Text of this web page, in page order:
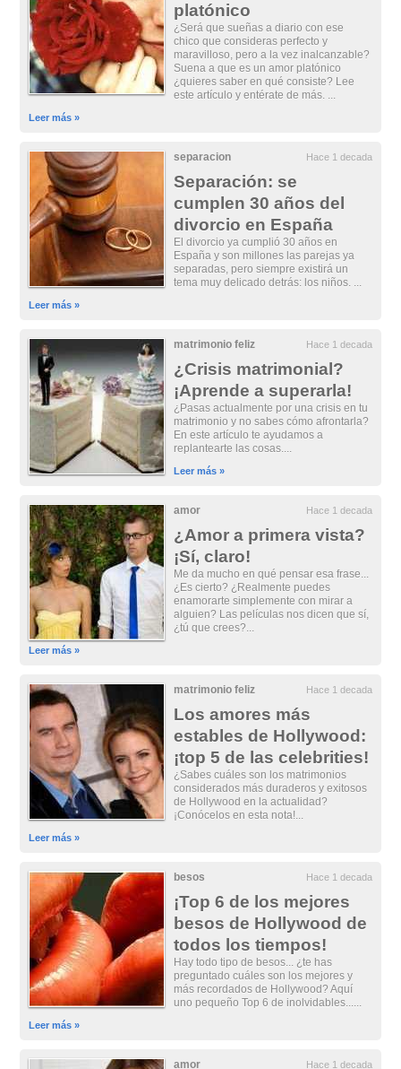
platónico
¿Será que sueñas a diario con ese
chico que consideras perfecto y
maravilloso, pero a la vez inalcanzable?
Suena a que es un amor platónico
¿quieres saber en qué consiste? Lee
este artículo y entérate de más. ...
Leer más »
separacion Hace 1 decada
Separación: se
cumplen 30 años del
divorcio en España
El divorcio ya cumplió 30 años en
España y son millones las parejas ya
separadas, pero siempre existirá un
tema muy delicado detrás: los niños. ...
Leer más »
matrimonio feliz Hace 1 decada
¿Crisis matrimonial?
¡Aprende a superarla!
¿Pasas actualmente por una crisis en tu
matrimonio y no sabes cómo afrontarla?
En este artículo te ayudamos a
replantearte las cosas....
Leer más »
amor Hace 1 decada
¿Amor a primera vista?
¡Sí, claro!
Me da mucho en qué pensar esa frase...
¿Es cierto? ¿Realmente puedes
enamorarte simplemente con mirar a
alguien? Las películas nos dicen que sí,
¿tú que crees?...
Leer más »
matrimonio feliz Hace 1 decada
Los amores más
estables de Hollywood:
¡top 5 de las celebrities!
¿Sabes cuáles son los matrimonios
considerados más duraderos y exitosos
de Hollywood en la actualidad?
¡Conócelos en esta nota!...
Leer más »
besos Hace 1 decada
¡Top 6 de los mejores
besos de Hollywood de
todos los tiempos!
Hay todo tipo de besos... ¿te has
preguntado cuáles son los mejores y
más recordados de Hollywood? Aquí
uno pequeño Top 6 de inolvidables......
Leer más »
amor Hace 1 decada